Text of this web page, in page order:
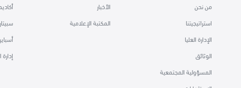
من نحن
استراتيجيتنا
الإدارة العليا
الوثائق
المسؤولية المجتمعية
الأخبار
المكتبة الإعلامية
سبيتار